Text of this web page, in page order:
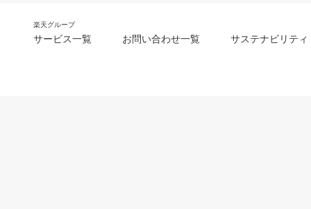
楽天グループ
サービス一覧 お問い合わせ一覧 サステナビリティ